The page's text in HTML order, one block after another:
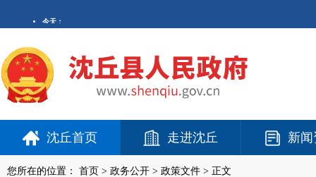
沈丘首页 走进沈丘 新
您所在的位置： 首页 > 政务公开 > 政策文件 > 正文